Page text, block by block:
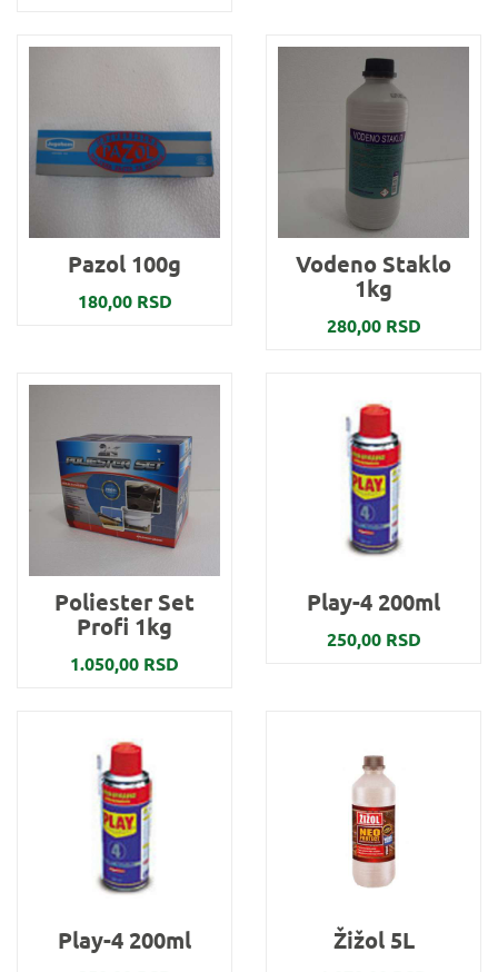
Pazol 100g
180,00 RSD
Vodeno Staklo
1kg
280,00 RSD
Poliester Set
Profi 1kg
1.050,00 RSD
Play-4 200ml
250,00 RSD
Play-4 200ml Žižol 5L